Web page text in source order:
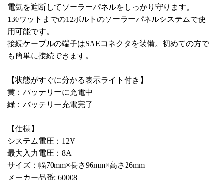
電気を遮断してソーラーパネルをしっかり守ります。
130ワットまでの12ボルトのソーラーパネルシステムで使
用可能です。
接続ケーブルの端子はSAEコネクタを装備。初めての方で
も簡単に接続できます。
【状態がすぐに分かる表示ライト付き】
黄：バッテリーに充電中
緑：バッテリー充電完了
【仕様】
システム電圧：12V
最大入力電圧：8A
サイズ：幅70mm×長さ96mm×高さ26mm
メーカー品番: 60008